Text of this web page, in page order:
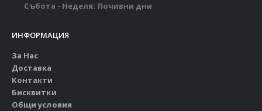
Събота - Неделя: Почивни дни
ИНФОРМАЦИЯ
За Нас
Доставка
Контакти
Бисквитки
Общи условия